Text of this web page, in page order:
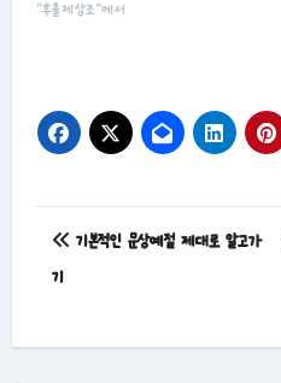
"후불제상조"에서
글
탐
기본적인 문상예절 제대로 알고가
기